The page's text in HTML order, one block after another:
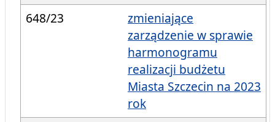
648/23
zmieniające
zarządzenie w sprawie
harmonogramu
realizacji budżetu
Miasta Szczecin na 2023
rok